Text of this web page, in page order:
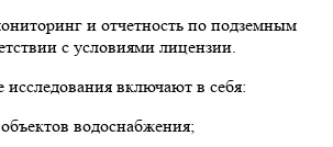
и отчетность по подземным
с условиями лицензии.
исследования включают в себя:
водоснабжения;